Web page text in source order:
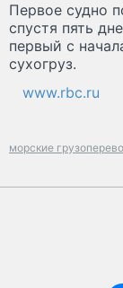
Первое судно
спустя пять
первый с
сухогруз.
www.rbc.ru
морские